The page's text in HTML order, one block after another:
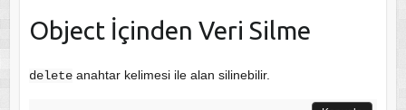
Object İçinden Veri Silme
deleteanahtar kelimesi ile alan silinebilir.